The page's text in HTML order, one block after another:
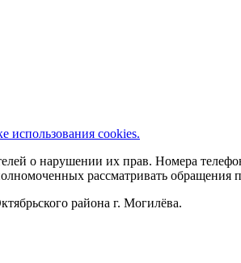
использования cookies.
о нарушении их прав. Номера
рассматривать обращения
района г. Могилёва.